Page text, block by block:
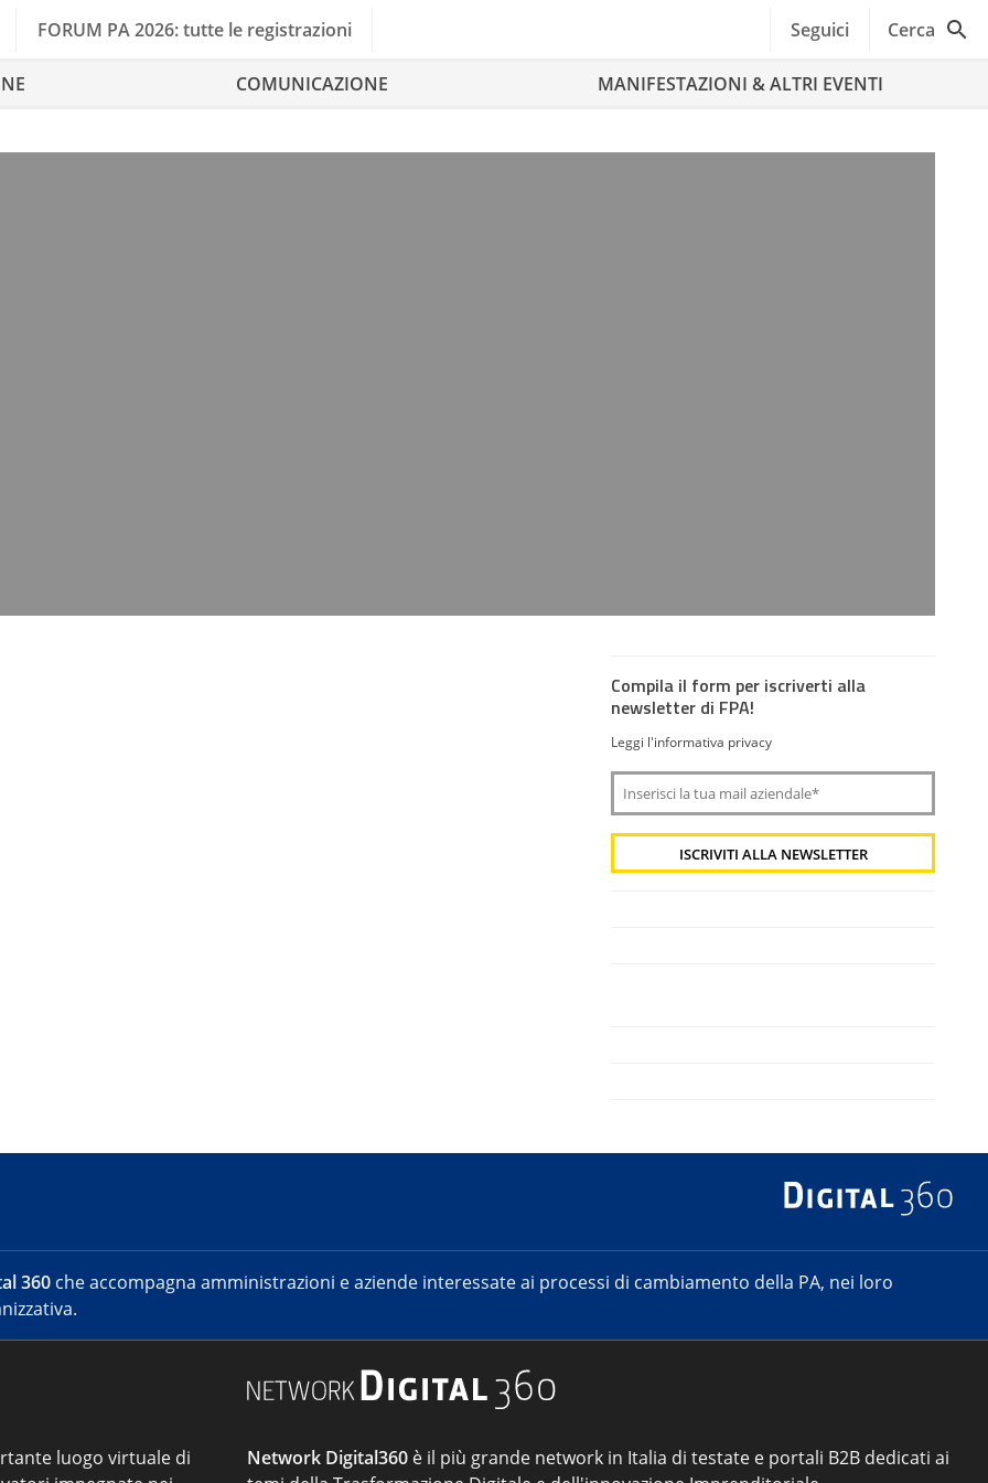
FORUM PA 2026: tutte le registrazioni Seguici Cerca
COMUNICAZIONE MANIFESTAZIONI & ALTRI EVENTI
Compila il form per iscriverti alla
newsletter di FPA!
Leggi l'informativa privacy
360 che accompagna amministrazioni e aziende interessate ai processi di cambiamento della PA, nei loro
luogo virtuale di
Network Digital360 è il più grande network in Italia di testate e portali B2B dedicati ai